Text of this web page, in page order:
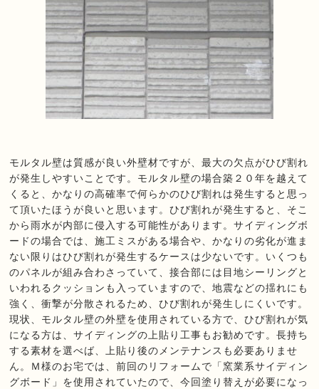
モルタル壁は質感が良い外壁材ですが、最大の欠点がひび割れ
が発生しやすいことです。モルタル壁の場合築２０年を越えて
くると、かなりの高確率で何らかのひび割れは発生すると思っ
て頂いたほうが良いと思います。ひび割れが発生すると、そこ
から雨水が内部に侵入する可能性があります。サイディングボ
ードの場合では、施工ミスがある場合や、かなりの劣化が進ま
ない限りはひび割れが発生するケースは少ないです。いくつも
のパネルが組み合わさっていて、接合部には目地シーリングと
いわれるクッションも入っていますので、地震などの揺れにも
強く、衝撃が分散されるため、ひび割れが発生しにくいです。
現状、モルタル壁の外壁を使用されている方で、ひび割れが気
になる方は、サイディングの上貼り工事もお勧めです。長持ち
する素材を選べば、上貼り後のメンテナンスも必要ありませ
ん。Ｍ様のお宅では、前回のリフォームで「窯業系サイディン
グボード」を使用されていたので、今回塗り替えが必要になっ